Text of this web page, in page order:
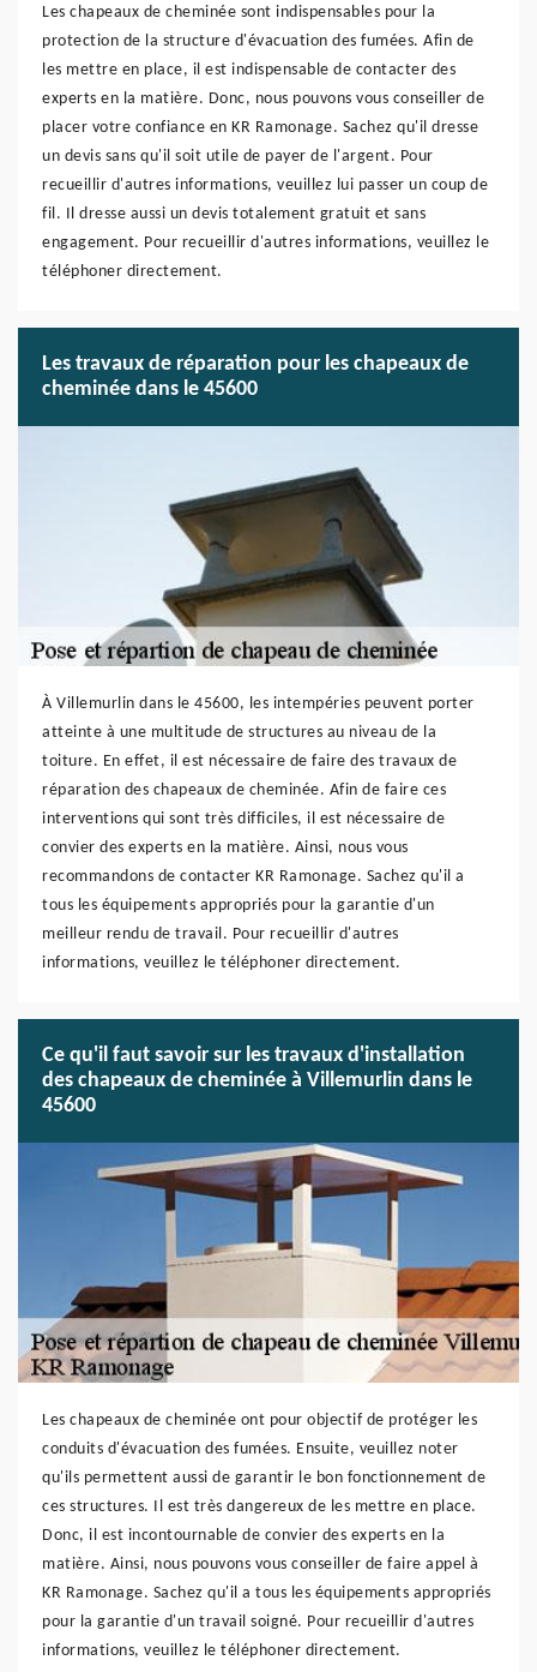
Les chapeaux de cheminée sont indispensables pour la
protection de la structure d'évacuation des fumées. Afin de
les mettre en place, il est indispensable de contacter des
experts en la matière. Donc, nous pouvons vous conseiller de
placer votre confiance en KR Ramonage. Sachez qu'il dresse
un devis sans qu'il soit utile de payer de l'argent. Pour
recueillir d'autres informations, veuillez lui passer un coup de
fil. Il dresse aussi un devis totalement gratuit et sans
engagement. Pour recueillir d'autres informations, veuillez le
téléphoner directement.
Les travaux de réparation pour les chapeaux de
cheminée dans le 45600
À Villemurlin dans le 45600, les intempéries peuvent porter
atteinte à une multitude de structures au niveau de la
toiture. En effet, il est nécessaire de faire des travaux de
réparation des chapeaux de cheminée. Afin de faire ces
interventions qui sont très difficiles, il est nécessaire de
convier des experts en la matière. Ainsi, nous vous
recommandons de contacter KR Ramonage. Sachez qu'il a
tous les équipements appropriés pour la garantie d'un
meilleur rendu de travail. Pour recueillir d'autres
informations, veuillez le téléphoner directement.
Ce qu'il faut savoir sur les travaux d'installation
des chapeaux de cheminée à Villemurlin dans le
45600
Les chapeaux de cheminée ont pour objectif de protéger les
conduits d'évacuation des fumées. Ensuite, veuillez noter
qu'ils permettent aussi de garantir le bon fonctionnement de
ces structures. Il est très dangereux de les mettre en place.
Donc, il est incontournable de convier des experts en la
matière. Ainsi, nous pouvons vous conseiller de faire appel à
KR Ramonage. Sachez qu'il a tous les équipements appropriés
pour la garantie d'un travail soigné. Pour recueillir d'autres
informations, veuillez le téléphoner directement.